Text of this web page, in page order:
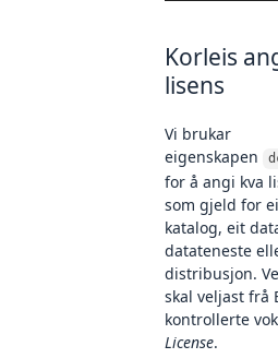
Korleis
lisens
Vi brukar
eigenskapen
for å angi kva
som gjeld for
katalog, eit
datateneste
distribusjon.
skal veljast frå
kontrollerte
License.